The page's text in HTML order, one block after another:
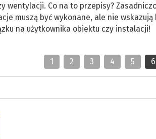
wentylacji. Co na to przepisy?
muszą być wykonane, ale nie
na użytkownika obiektu czy instalacji!
1 2 3 4 5 6